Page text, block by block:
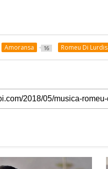
Amoransa 16 Romeu Di Lurdis